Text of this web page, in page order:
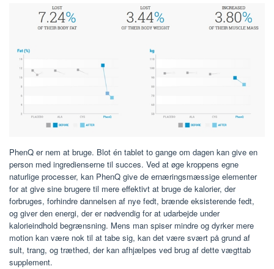
PhenQ er nem at bruge. Blot én tablet to gange om dagen kan give en
person med ingredienserne til succes. Ved at øge kroppens egne
naturlige processer, kan PhenQ give de ernæringsmæssige elementer
for at give sine brugere til mere effektivt at bruge de kalorier, der
forbruges, forhindre dannelsen af ​​nye fedt, brænde eksisterende fedt,
og giver den energi, der er nødvendig for at udarbejde under
kalorieindhold begrænsning. Mens man spiser mindre og dyrker mere
motion kan være nok til at tabe sig, kan det være svært på grund af
sult, trang, og træthed, der kan afhjælpes ved brug af dette vægttab
supplement.